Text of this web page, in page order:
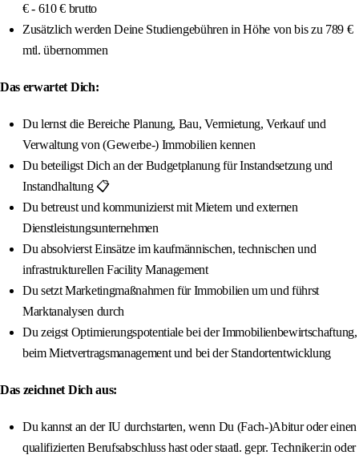
€ - 610 € brutto
Zusätzlich werden Deine Studiengebühren in Höhe von bis zu 789 €
mtl. übernommen
Das erwartet Dich:
Du lernst die Bereiche Planung, Bau, Vermietung, Verkauf und
Verwaltung von (Gewerbe-) Immobilien kennen
Du beteiligst Dich an der Budgetplanung für Instandsetzung und
Instandhaltung 📋
Du betreust und kommunizierst mit Mietern und externen
Dienstleistungsunternehmen
Du absolvierst Einsätze im kaufmännischen, technischen und
infrastrukturellen Facility Management
Du setzt Marketingmaßnahmen für Immobilien um und führst
Marktanalysen durch
Du zeigst Optimierungspotentiale bei der Immobilienbewirtschaftung,
beim Mietvertragsmanagement und bei der Standortentwicklung
Das zeichnet Dich aus:
Du kannst an der IU durchstarten, wenn Du (Fach-)Abitur oder einen
qualifizierten Berufsabschluss hast oder staatl. gepr. Techniker:in oder